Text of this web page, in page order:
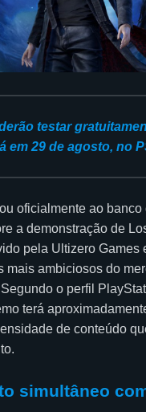
testar
em 29 de agosto, no
oficialmente ao banco
a demonstração de
pela Ultizero Games
mais ambiciosos do
o perfil
terá
de conteúdo
simultâneo